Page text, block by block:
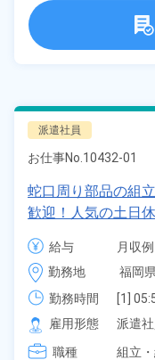
派遣社員
お仕事No. 10432-01
蛇口周り部品の組
歓迎！人気の土日
調完備で働きやす
完備♪《福岡県北九
給与
月収
時給
勤務地
福岡
勤務時間
[1]
[2]
雇用形態
派遣
職種
組立・